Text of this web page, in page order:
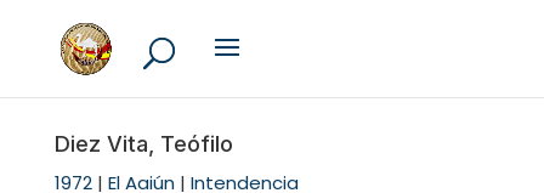
Diez Vita, Teófilo
1972| El Aaiún| Intendencia